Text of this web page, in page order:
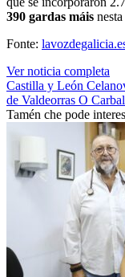
390 gardas máis
Fonte:
Ver noticia completa
Castilla y León
de Valdeorras O
Tamén che pode